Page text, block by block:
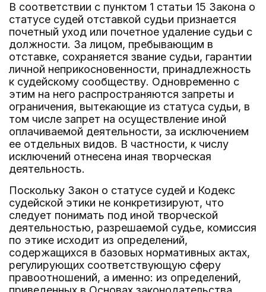
В соответствии с пунктом 1 статьи 15 Закона о
статусе судей отставкой судьи признается
почетный уход или почетное удаление судьи с
должности. За лицом, пребывающим в
отставке, сохраняется звание судьи, гарантии
личной неприкосновенности, принадлежность
к судейскому сообществу. Одновременно с
этим на него распространяются запреты и
ограничения, вытекающие из статуса судьи, в
том числе запрет на осуществление иной
оплачиваемой деятельности, за исключением
ее отдельных видов. В частности, к числу
исключений отнесена иная творческая
деятельность.
Поскольку Закон о статусе судей и Кодекс
судейской этики не конкретизируют, что
следует понимать под иной творческой
деятельностью, разрешаемой судье, комиссия
по этике исходит из определений,
содержащихся в базовых нормативных актах,
регулирующих соответствующую сферу
правоотношений, а именно: из определений,